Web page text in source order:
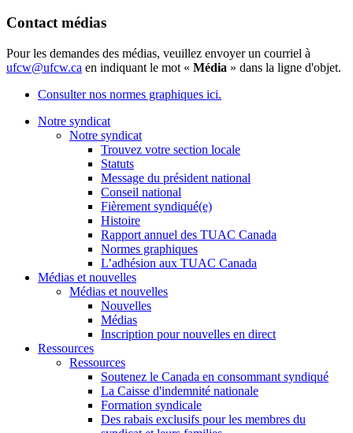
Contact médias
Pour les demandes des médias, veuillez envoyer un courriel à
ufcw@ufcw.ca en indiquant le mot « Média » dans la ligne d'objet.
Consulter nos normes graphiques ici.
Notre syndicat
Notre syndicat
Trouvez votre section locale
Statuts
Message du président national
Conseil national
Fièrement syndiqué(e)
Histoire
Rapport annuel des TUAC Canada
Normes graphiques
L’adhésion aux TUAC Canada
Médias et nouvelles
Médias et nouvelles
Nouvelles
Médias
Inscription pour nouvelles en direct
Ressources
Ressources
Soutenez le Canada en consommant syndiqué
La Caisse d'indemnité nationale
Formation syndicale
Des rabais exclusifs pour les membres du